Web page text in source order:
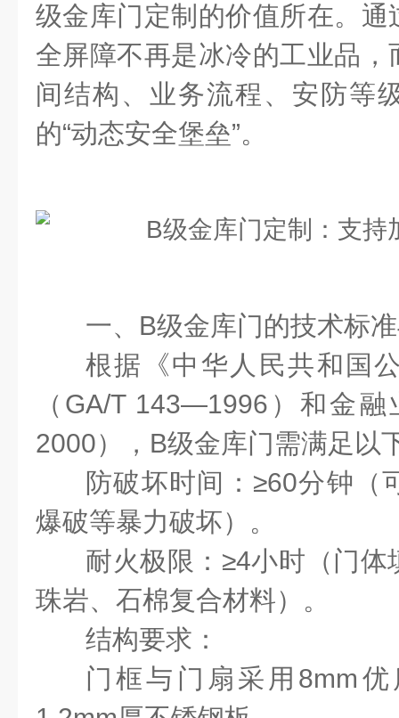
级金库门定制的价值所在。
全屏障不再是冰冷的工业品
间结构、业务流程、安防等
的“动态安全堡垒”。
一、 B级金库门的技术标
根据《中华人民共和国
（ GA/T 143—1996 ）和金融
2000）， B级金库门需满足以
防破坏时间：≥60分钟（
爆破等暴力破坏）。
耐火极限：≥4小时（门体
珠岩、石棉复合材料）。
结构要求：
门框与门扇采用 8mm 优